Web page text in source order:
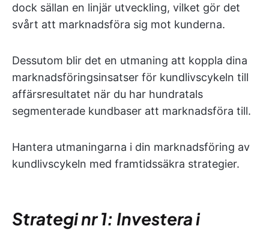
dock sällan en linjär utveckling, vilket gör det
svårt att marknadsföra sig mot kunderna.
Dessutom blir det en utmaning att koppla dina
marknadsföringsinsatser för kundlivscykeln till
affärsresultatet när du har hundratals
segmenterade kundbaser att marknadsföra till.
Hantera utmaningarna i din marknadsföring av
kundlivscykeln med framtidssäkra strategier.
Strategi nr 1: Investera i